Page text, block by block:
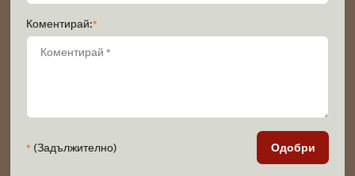
Коментирай:*
* (Задължително) Одобри